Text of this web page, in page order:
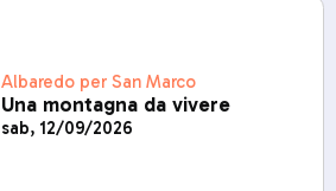
Albaredo per San Marco
Una montagna da vivere
sab, 12/09/2026